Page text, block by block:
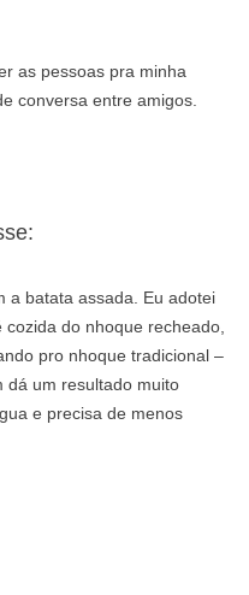
as pessoas pra minha
conversa entre amigos.
a batata assada. Eu adotei
do nhoque recheado,
pro nhoque tradicional –
dá um resultado muito
e precisa de menos